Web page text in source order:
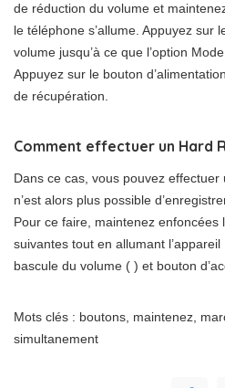
de réduction du volume et
le téléphone s’allume. Appuyez sur
volume jusqu’à ce que l’option
Appuyez sur le bouton
de récupération.
Comment effectuer un Hard
Dans ce cas, vous pouvez effectuer
n’est alors plus possible
Pour ce faire, maintenez enfoncées
suivantes tout en allumant l’appareil
bascule du volume ( ) et bouton
Mots clés : boutons, maintenez,
simultanement